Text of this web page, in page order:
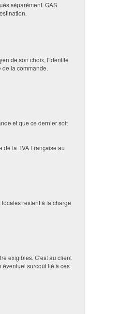
séparément. GAS
de son choix, l'identité
la commande.
et que ce dernier soit
de la TVA Française au
restent à la charge
exigibles. C'est au client
éventuel surcoût lié à ces